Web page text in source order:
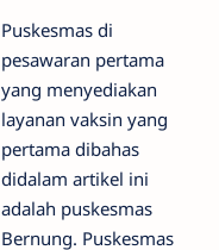
Puskesmas di
pesawaran pertama
yang menyediakan
layanan vaksin yang
pertama dibahas
didalam artikel ini
adalah puskesmas
Bernung. Puskesmas